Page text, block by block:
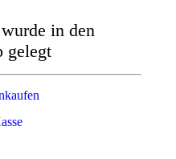
in den
gelegt